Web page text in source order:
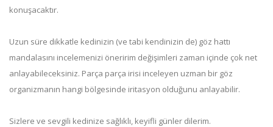
konuşacaktır.
Uzun süre dikkatle kedinizin (ve tabi kendinizin de) göz hattı
mandalasını incelemenizi öneririm değişimleri zaman içinde çok net
anlayabileceksiniz. Parça parça irisi inceleyen uzman bir göz
organizmanın hangi bölgesinde iritasyon olduğunu anlayabilir.
Sizlere ve sevgili kedinize sağlıklı, keyifli günler dilerim.